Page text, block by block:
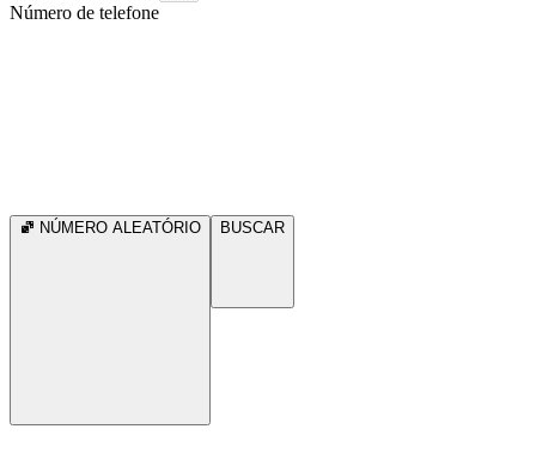
Número de telefone
NÚMERO ALEATÓRIO BUSCAR